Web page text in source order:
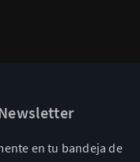
en tu bandeja de